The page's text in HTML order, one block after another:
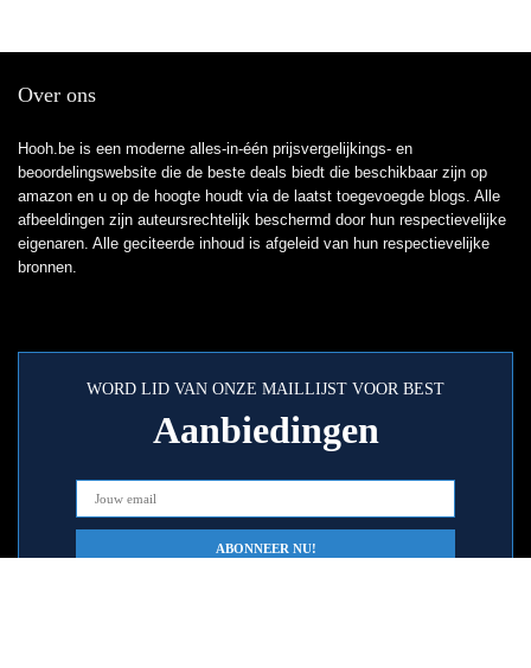
Over ons
Hooh.be is een moderne alles-in-één prijsvergelijkings- en
beoordelingswebsite die de beste deals biedt die beschikbaar zijn op
amazon en u op de hoogte houdt via de laatst toegevoegde blogs. Alle
afbeeldingen zijn auteursrechtelijk beschermd door hun respectievelijke
eigenaren. Alle geciteerde inhoud is afgeleid van hun respectievelijke
bronnen.
WORD LID VAN ONZE MAILLIJST VOOR BEST
Aanbiedingen